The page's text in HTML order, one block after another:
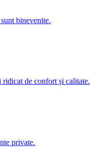
binevenite.
de confort și calitate.
private.